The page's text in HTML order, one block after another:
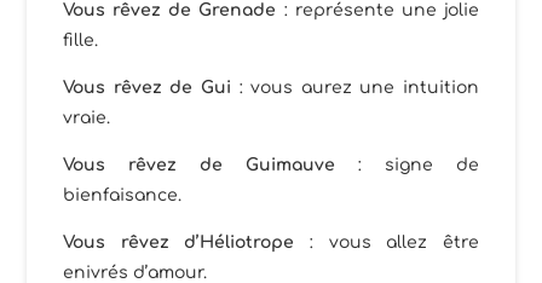
Vous rêvez de Grenade : représente une jolie
fille.
Vous rêvez de Gui : vous aurez une intuition
vraie.
Vous rêvez de Guimauve : signe de
bienfaisance.
Vous rêvez d’Héliotrope : vous allez être
enivrés d’amour.